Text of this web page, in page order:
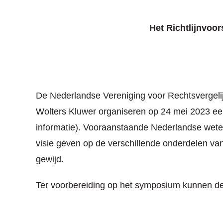
Het
De Nederlandse Vereniging voor
Wolters Kluwer organiseren op 24 mei 2023
informatie). Vooraanstaande Nederlandse
visie geven op de verschillende onderdelen
gewijd.
Ter voorbereiding op het symposium kunnen